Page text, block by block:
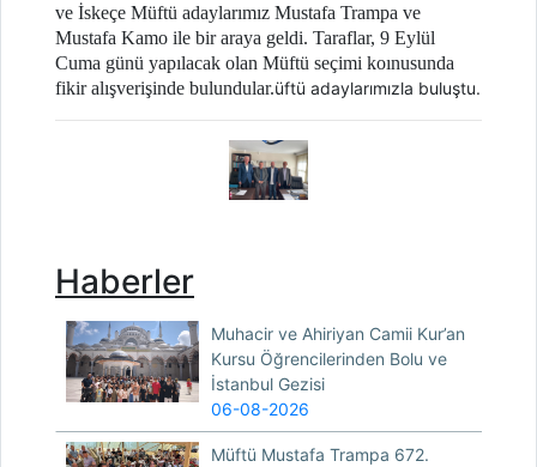
ve İskeçe Müftü adaylarımız Mustafa Trampa ve
Mustafa Kamo ile bir araya geldi. Taraflar, 9 Eylül
Cuma günü yapılacak olan Müftü seçimi koınusunda
fikir alışverişinde bulundular.üftü adaylarımızla buluştu.
Haberler
Muhacir ve Ahiriyan Camii Kur’an
Kursu Öğrencilerinden Bolu ve
İstanbul Gezisi
06-08-2026
Müftü Mustafa Trampa 672.